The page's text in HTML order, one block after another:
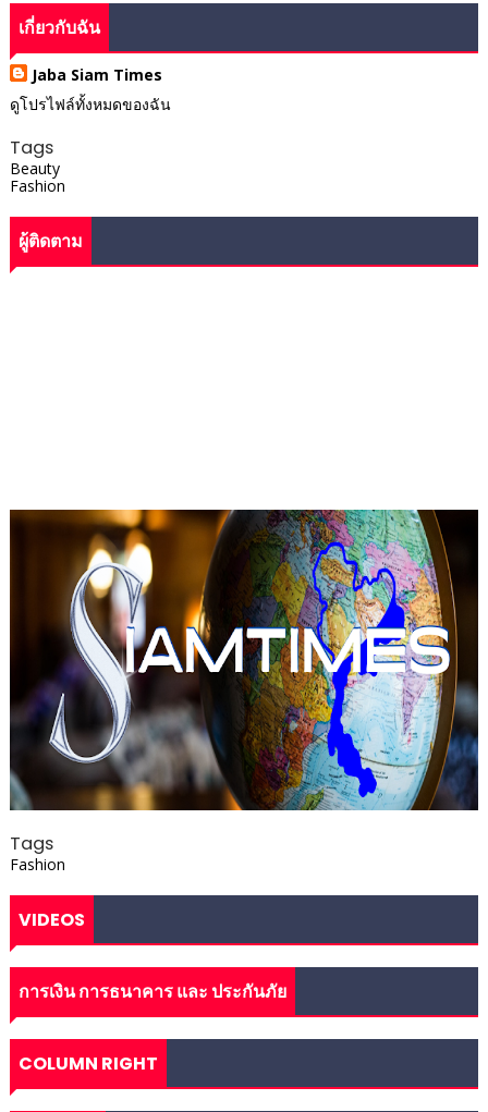
เกี่ยวกับฉัน
Jaba Siam Times
ดูโปรไฟล์ทั้งหมดของฉัน
Tags
Beauty
Fashion
ผู้ติดตาม
Tags
Fashion
VIDEOS
การเงิน การธนาคาร และ ประกันภัย
COLUMN RIGHT